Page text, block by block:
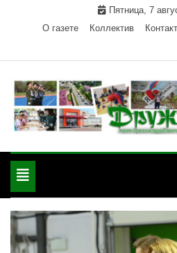
Пятница, 7
О газете
Коллектив
"Дружба"
Красногвардейского
Toggle
navigation